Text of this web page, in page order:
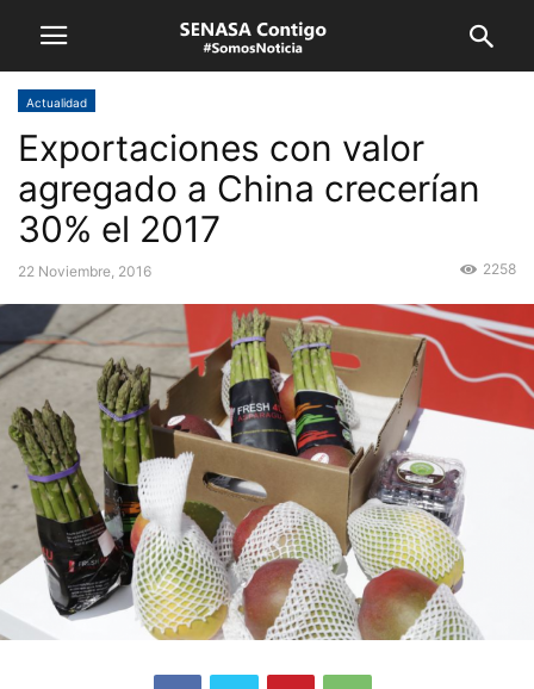
Actualidad
Exportaciones con valor
agregado a China crecerían
30% el 2017
22 Noviembre, 2016 2258